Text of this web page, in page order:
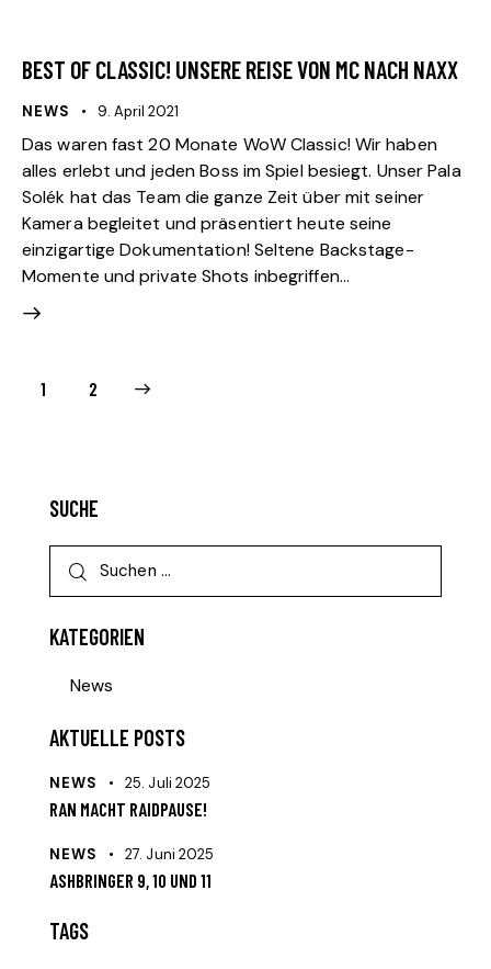
BEST OF CLASSIC! UNSERE REISE VON MC NACH NAXX
NEWS 9. April 2021
Das waren fast 20 Monate WoW Classic! Wir haben
alles erlebt und jeden Boss im Spiel besiegt. Unser Pala
Solék hat das Team die ganze Zeit über mit seiner
Kamera begleitet und präsentiert heute seine
einzigartige Dokumentation! Seltene Backstage-
Momente und private Shots inbegriffen...
1 2
SUCHE
KATEGORIEN
News
AKTUELLE POSTS
NEWS 25. Juli 2025
RAN MACHT RAIDPAUSE!
NEWS 27. Juni 2025
ASHBRINGER 9, 10 UND 11
TAGS